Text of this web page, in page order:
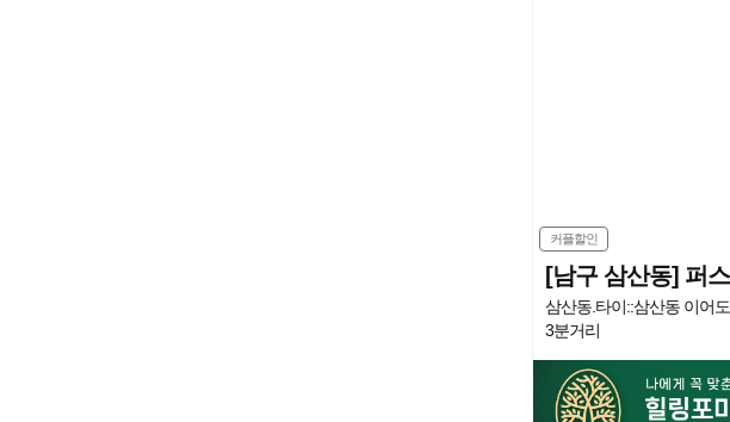
커플할인
[남구 삼산동] 퍼
삼산동.타이::삼산동 이어
3분거리